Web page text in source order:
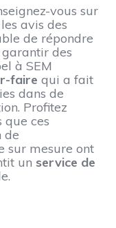
vous sur
avis des
de répondre
des
à SEM
faire qui a fait
dans de
Profitez
que ces
de
sur mesure ont
un service de